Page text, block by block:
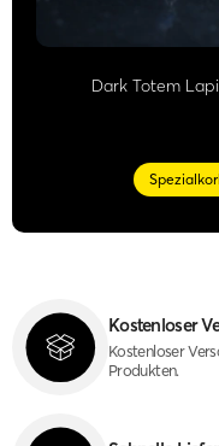
Dark Totem
Kostenloser
Kostenloser
Produkten.